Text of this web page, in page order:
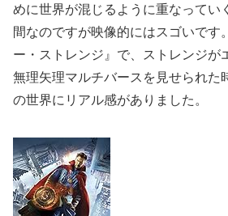
めに世界が混じるように重なってい
間なのですが映像的にはスゴいです
ー・ストレンジ』で、ストレンジが
無理矢理マルチバースを見せられた
の世界にリアル感がありました。